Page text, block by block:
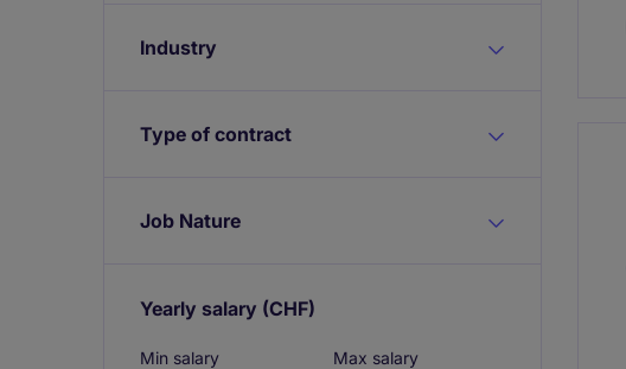
Industry
Type of contract
Job Nature
Yearly salary (CHF)
Min salary Max salary